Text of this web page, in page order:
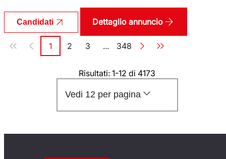
Candidati Dettaglio annuncio
Paginazione
Pagina
1 Pagina
2 Pagina
3 ... Pagina
348
Risultati: 1-12 di 4173
Vedi 12 per pagina